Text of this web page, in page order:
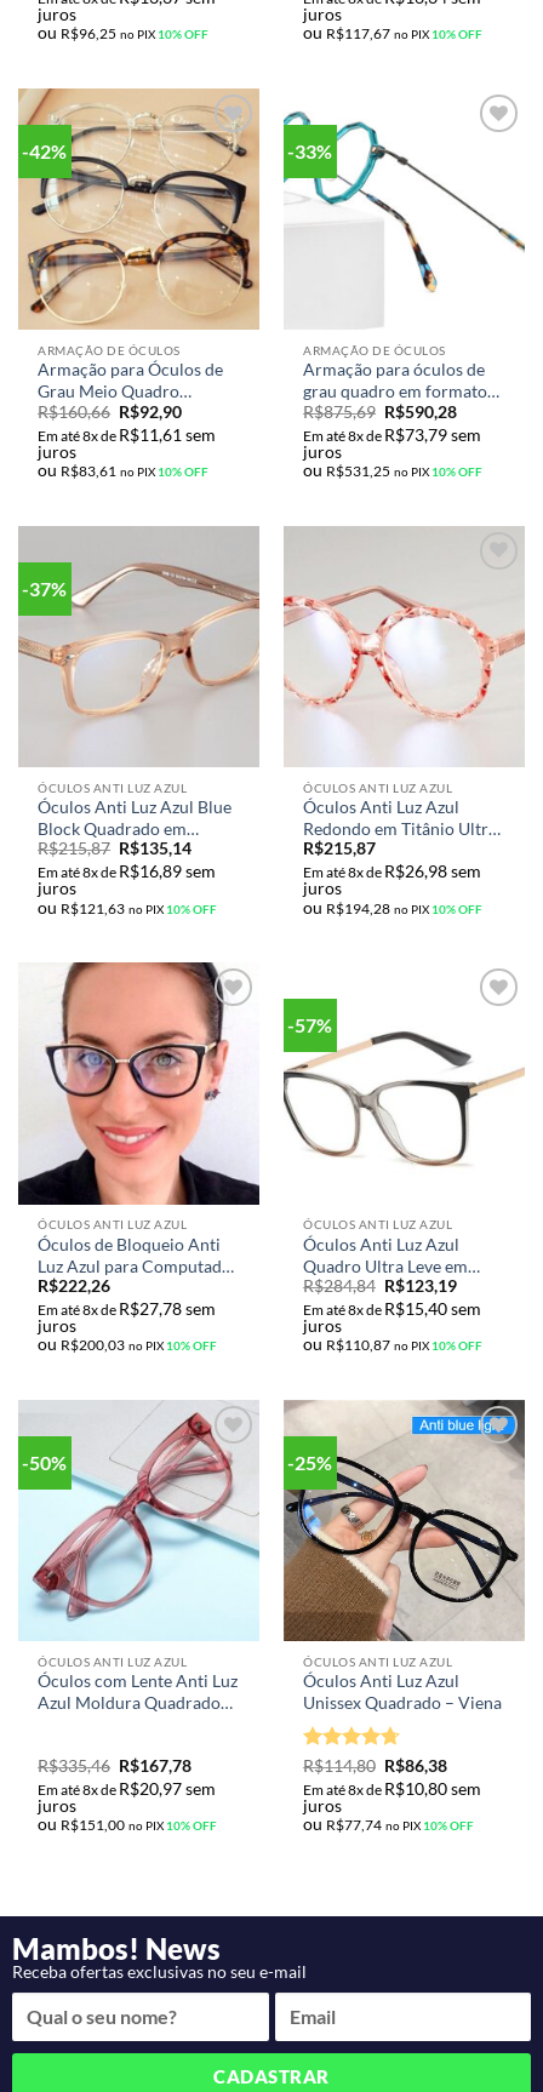
juros
ou R$96,25 no PIX 10% OFF
juros
ou R$117,67 no PIX 10% OFF
-42%
Adicionar
aos meus
desejos
ARMAÇÃO DE ÓCULOS
Armação para Óculos de
Grau Meio Quadro
Redonda Unissex
R$160,66 R$92,90
Em até 8x de R$11,61 sem
juros
ou R$83,61 no PIX 10% OFF
-33%
ARMAÇÃO DE ÓCULOS
Armação para óculos de
grau quadro em formato
polígono material titânio
estilo vintage unissex
Modelo F85685
R$875,69 R$590,28
Em até 8x de R$73,79sem
juros
ou R$531,25 no PIX 10% OFF
-37%
Adicionar
aos meus
desejos
ÓCULOS ANTI LUZ AZUL
Óculos Anti Luz Azul Blue
Block Quadrado em
Titânio Ultra Leve Model
Top Luxo M-51018
R$215,87 R$135,14
Em até 8x de R$16,89sem
juros
ou R$121,63 no PIX 10% OFF
desejos
ÓCULOS ANTI LUZ AZUL
Óculos Anti Luz Azul
Redondo em Titânio Ultra
Leve Blue Block Cristal M-
51022
R$215,87
Em até 8x de R$26,98sem
juros
ou R$194,28 no PIX 10% OFF
Adicionar
aos meus
desejos
ÓCULOS ANTI LUZ AZUL
Óculos de Bloqueio Anti
Luz Azul para Computador
Armação Quadrado em
Titânio Ultra Leve Retrô
Unissex
R$222,26
Em até 8x de R$27,78sem
juros
ou R$200,03 no PIX 10% OFF
-57%
desejos
ÓCULOS ANTI LUZ AZUL
Óculos Anti Luz Azul
Quadro Ultra Leve em
Titânio Olho de Gato
Retrô
R$284,84 R$123,19
Em até 8x de R$15,40sem
juros
ou R$110,87 no PIX 10% OFF
-50%
Adicionar
aos meus
desejos
ÓCULOS ANTI LUZ AZUL
Óculos com Lente Anti Luz
Azul Moldura Quadrado
R$335,46 R$167,78
Em até 8x de R$20,97sem
juros
ou R$151,00 no PIX 10% OFF
-25%
Adicionar
ÓCULOS ANTI LUZ AZUL
Óculos Anti Luz Azul
Unissex Quadrado – Viena
Avaliação
4.67de 5
R$114,80 R$86,38
Em até 8x de R$10,80sem
juros
ou R$77,74 no PIX 10% OFF
Mambos! News
Receba ofertas exclusivas no seu e-mail
CADASTRAR